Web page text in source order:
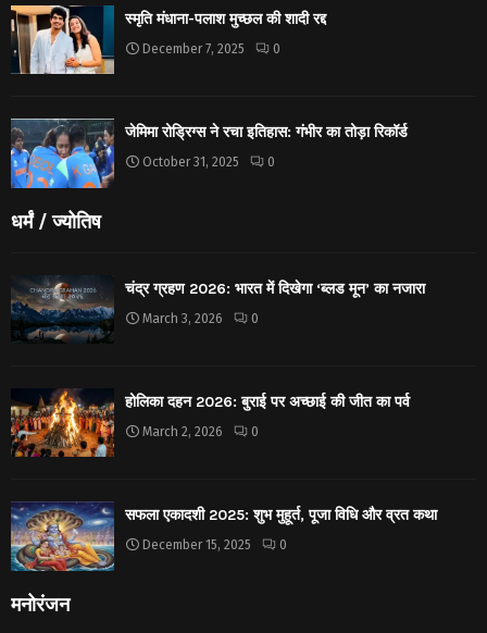
स्मृति मंधाना-पलाश मुच्छल की शादी रद्द
December 7, 2025 0
जेमिमा रोड्रिग्स ने रचा इतिहास: गंभीर का तोड़ा रिकॉर्ड
October 31, 2025 0
धर्मं / ज्योतिष
चंद्र ग्रहण 2026: भारत में दिखेगा ‘ब्लड मून’ का नजारा
March 3, 2026 0
होलिका दहन 2026: बुराई पर अच्छाई की जीत का पर्व
March 2, 2026 0
सफला एकादशी 2025: शुभ मुहूर्त, पूजा विधि और व्रत कथा
December 15, 2025 0
मनोरंजन